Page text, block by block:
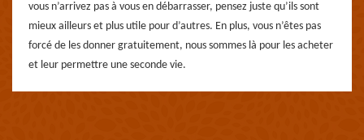
vous n’arrivez pas à vous en débarrasser, pensez juste qu’ils sont
mieux ailleurs et plus utile pour d’autres. En plus, vous n’êtes pas
forcé de les donner gratuitement, nous sommes là pour les acheter
et leur permettre une seconde vie.